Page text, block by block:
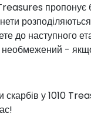
пропонує
до наступного
-
скарбів у 1010